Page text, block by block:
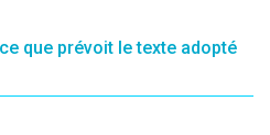
que prévoit le texte adopté